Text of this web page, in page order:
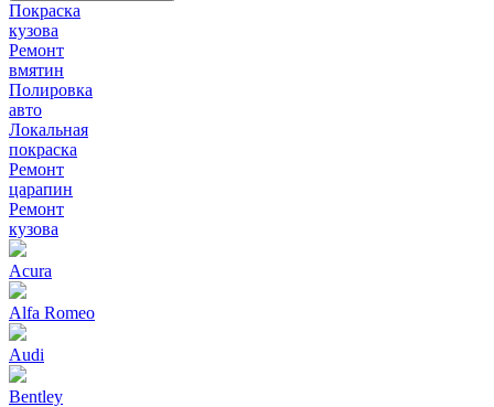
Покраска
кузова
Ремонт
вмятин
Полировка
авто
Локальная
покраска
Ремонт
царапин
Ремонт
кузова
Acura
Alfa Romeo
Audi
Bentley